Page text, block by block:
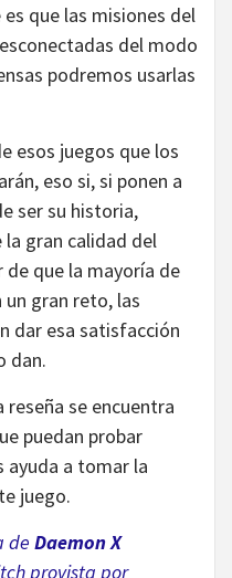
que las misiones del
del modo
podremos usarlas
esos juegos que los
eso si, si ponen a
ser su historia,
gran calidad del
de que la mayoría de
gran reto, las
dar esa satisfacción
dan.
se encuentra
puedan probar
ayuda a tomar la
juego.
de Daemon X
provista por